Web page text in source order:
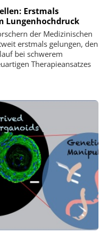
Erstmals
Lungenhochdruck
der Medizinischen
erstmals gelungen, den
bei schwerem
Therapieansatzes